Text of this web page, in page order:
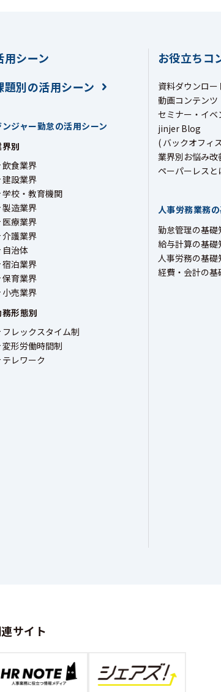
用シーン
題別の活用シーン
ンジャー勤怠の活用シーン
別
飲食業界
建設業界
学校・教育機関
製造業界
医療業界
介護業界
自治体
宿泊業界
保育業界
小売業界
形態別
フレックスタイム制
変形労働時間制
テレワーク
お役立ちコ
資料ダウンロー
動画コンテンツ
セミナー・イベ
jinjer Blog
( バックオフィ
業界別お悩み改
ペーパーレスと
人事労務業務
勤怠管理の基礎
給与計算の基礎
人事労務の基礎
経費・会計の基
サイト